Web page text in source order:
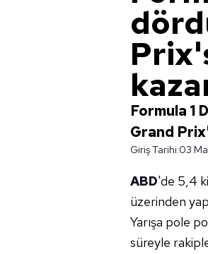
Formula 1
Grand
Giriş Tarihi:03
ABD'de 5,4
üzerinden
Yarışa pole
süreyle